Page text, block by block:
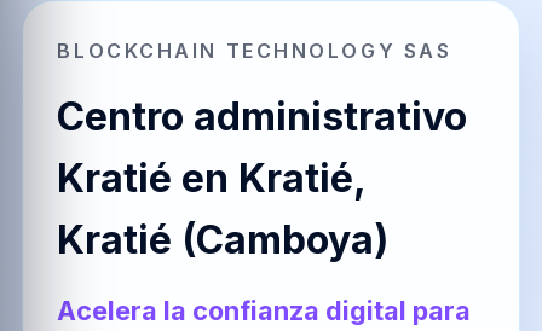
ZH JA PT
العربية Brezhoneg 한국어
BLOCKCHAIN TECHNOLOGY SAS
Centro administrativo
Kratié en Kratié,
Kratié (Camboya)
Acelera la confianza digital para